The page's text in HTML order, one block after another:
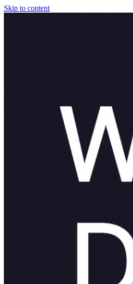
Skip to content